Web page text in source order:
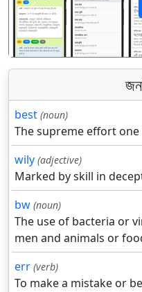
पिछला
best (noun)
The supreme effort one
wily (adjective)
Marked by skill in
bw (noun)
The use of bacteria or
men and animals or
err (verb)
To make a mistake or